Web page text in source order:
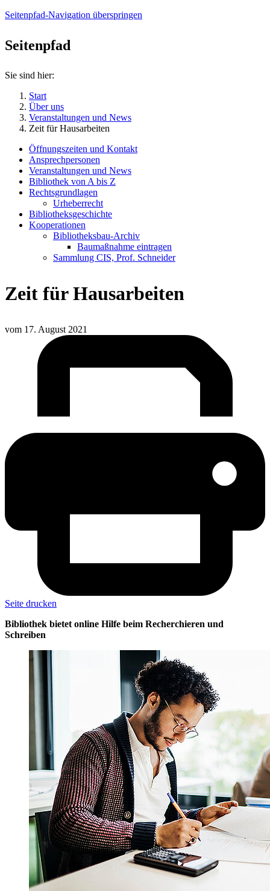
Seitenpfad-Navigation überspringen
Seitenpfad
Sie sind hier:
Start
Über uns
Veranstaltungen und News
Zeit für Hausarbeiten
Öffnungszeiten und Kontakt
Ansprechpersonen
Veranstaltungen und News
Bibliothek von A bis Z
Rechtsgrundlagen
Urheberrecht
Bibliotheksgeschichte
Kooperationen
Bibliotheksbau-Archiv
Baumaßnahme eintragen
Sammlung CIS, Prof. Schneider
Zeit für Hausarbeiten
vom 17. August 2021
Seite drucken
Bibliothek bietet online Hilfe beim Recherchieren und
Schreiben